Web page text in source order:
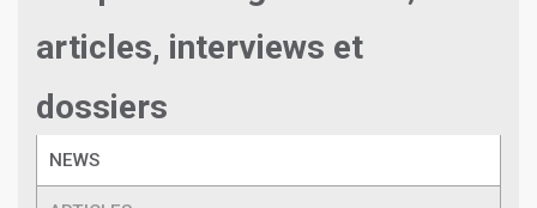
articles, interviews et
dossiers
NEWS